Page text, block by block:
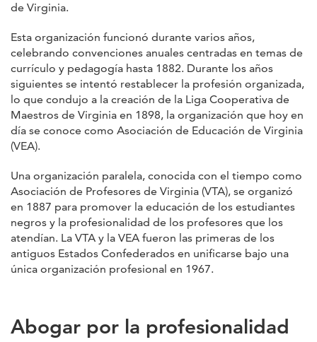
de Virginia.
Esta organización funcionó durante varios años,
celebrando convenciones anuales centradas en temas de
currículo y pedagogía hasta 1882. Durante los años
siguientes se intentó restablecer la profesión organizada,
lo que condujo a la creación de la Liga Cooperativa de
Maestros de Virginia en 1898, la organización que hoy en
día se conoce como Asociación de Educación de Virginia
(VEA).
Una organización paralela, conocida con el tiempo como
Asociación de Profesores de Virginia (VTA), se organizó
en 1887 para promover la educación de los estudiantes
negros y la profesionalidad de los profesores que los
atendían. La VTA y la VEA fueron las primeras de los
antiguos Estados Confederados en unificarse bajo una
única organización profesional en 1967.
Abogar por la profesionalidad